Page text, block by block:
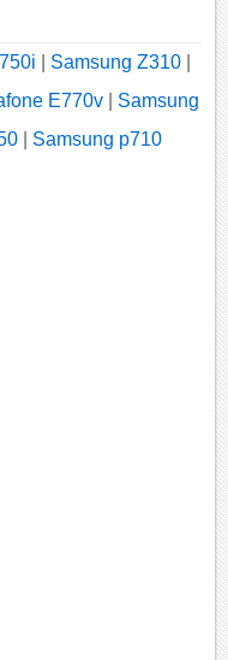
Samsung Z310|
E770v
Samsung
| Samsung p710